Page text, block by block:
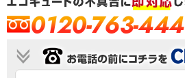
0120-763-444